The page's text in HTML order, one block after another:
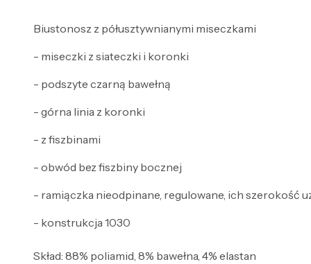
Biustonosz z półusztywnianymi miseczkami
- miseczki z siateczki i koronki
- podszyte czarną bawełną
- górna linia z koronki
- z fiszbinami
- obwód bez fiszbiny bocznej
- ramiączka nieodpinane, regulowane, ich szerokość
- konstrukcja 1030
Skład: 88% poliamid, 8% bawełna, 4% elastan